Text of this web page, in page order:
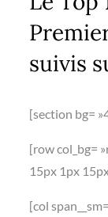
suivis
[section bg=
[row col_bg=
15px 1px
[col